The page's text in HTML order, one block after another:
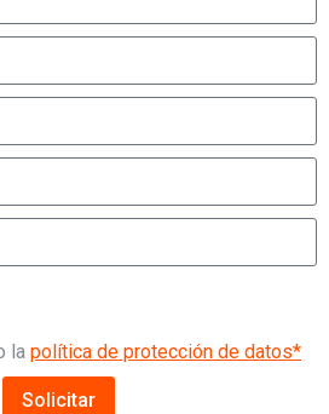
la política de protección de datos*
Solicitar